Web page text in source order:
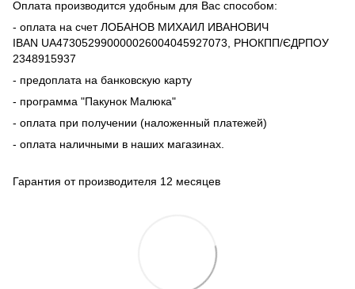
Оплата производится удобным для Вас способом:
- оплата на счет ЛОБАНОВ МИХАИЛ ИВАНОВИЧ
IBAN UA473052990000026004045927073, РНОКПП/ЄДРПОУ
2348915937
- предоплата на банковскую карту
- программа "Пакунок Малюка"
- оплата при получении (наложенный платежей)
- оплата наличными в наших магазинах.
Гарантия от производителя 12 месяцев